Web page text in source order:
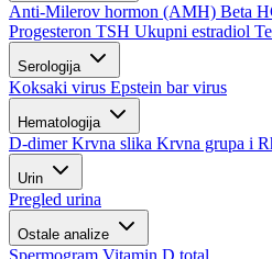
Anti-Milerov hormon (AMH) Beta
Progesteron TSH Ukupni estradiol
Serologija
Koksaki virus Epstein bar virus
Hematologija
D-dimerKrvna slika Krvna grupa i
Urin
Pregled urina
Ostale analize
Spermogram Vitamin D total